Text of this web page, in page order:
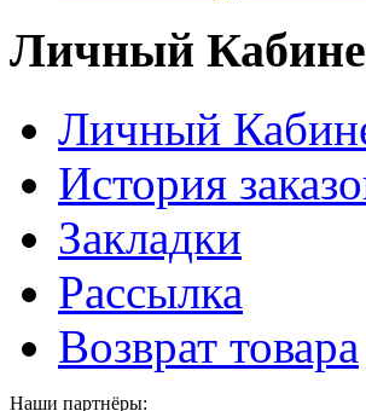
Личный
Личный
История
Закладки
Рассылка
Возврат товара
Наши партнёры: